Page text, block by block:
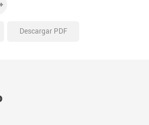
Descargar PDF